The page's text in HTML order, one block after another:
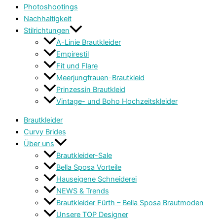
Photoshootings
Nachhaltigkeit
Stilrichtungen
A-Linie Brautkleider
Empirestil
Fit und Flare
Meerjungfrauen-Brautkleid
Prinzessin Brautkleid
Vintage- und Boho Hochzeitskleider
Brautkleider
Curvy Brides
Über uns
Brautkleider-Sale
Bella Sposa Vorteile
Hauseigene Schneiderei
NEWS & Trends
Brautkleider Fürth – Bella Sposa Brautmoden
Unsere TOP Designer